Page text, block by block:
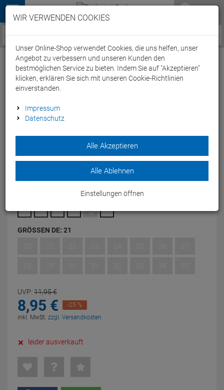
Menü
Service / Hilfe
Beco Surf- und Badeschuhe kids - 21
türkis/schwarz
Der BBeco Surf- und Badeschuhe kids aus Neopren ist ideal
für Wassersport für Kinder.
TÜRKIS/SCHWARZ
GRÖSSEN DE: 21
UVP: 11,95€
8,95 €
-25 %
inkl. MwSt. zzgl. Versandkosten
leider ausverkauft
WIR VERWENDEN COOKIES
Unser Online-Shop verwendet Cookies, die uns helfen, unser
Angebot zu verbessern und unseren Kunden den
bestmöglichen Service zu bieten. Indem Sie auf "Akzeptieren"
klicken, erklären Sie sich mit unseren Cookie-Richtlinien
einverstanden.
Impressum
Datenschutz
Alle Akzeptieren
Alle Ablehnen
Einstellungen öffnen